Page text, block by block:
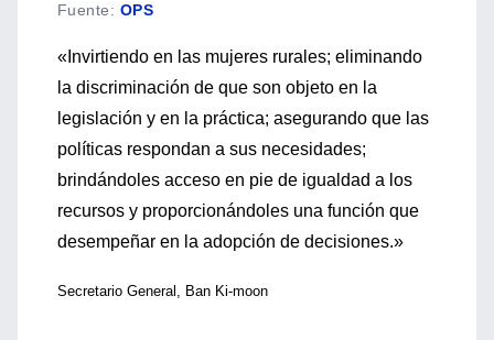
Fuente: OPS
«Invirtiendo en las mujeres rurales; eliminando
la discriminación de que son objeto en la
legislación y en la práctica; asegurando que las
políticas respondan a sus necesidades;
brindándoles acceso en pie de igualdad a los
recursos y proporcionándoles una función que
desempeñar en la adopción de decisiones.»
Secretario General, Ban Ki-moon